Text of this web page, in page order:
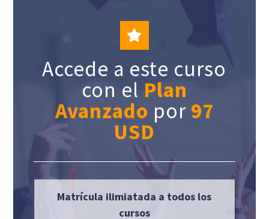
Accede a este curso
con el Plan
Avanzado por 97
USD
Matrícula ilimiatada a todos los
cursos